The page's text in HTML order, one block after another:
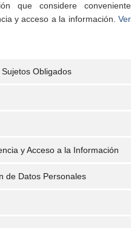
que considere conveniente
y acceso a la información. Ver
Obligados
y Acceso a la Información
de Datos Personales